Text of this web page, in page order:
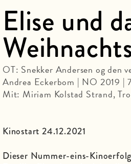
Elise und
OT: Snekker Andersen og den
Andrea Eckerbom | NO 2019 |
Mit: Miriam Kolstad Strand,
Kinostart 24.12.2021
Dieser Nummer-eins-